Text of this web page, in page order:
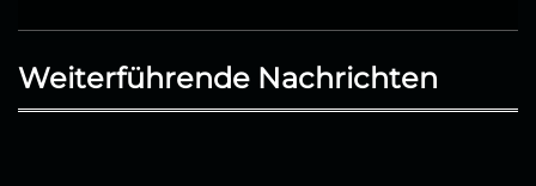
Weiterführende Nachrichten